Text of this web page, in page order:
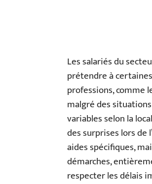
Les salariés du
prétendre à
professions, comme
malgré des
variables selon la
des surprises lors de
aides spécifiques,
démarches,
respecter les délais